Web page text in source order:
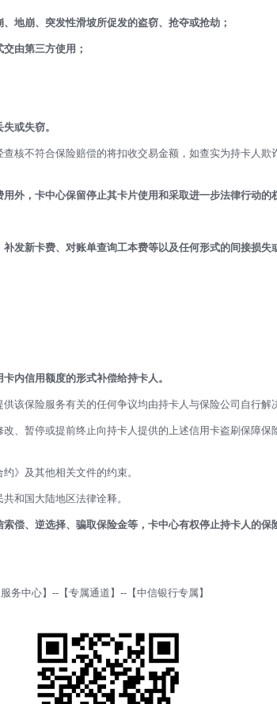
地崩、突发性滑坡所促发的盗窃、抢夺或抢劫；
由第三方使用；
或失窃。
核不符合保险赔偿的将扣收交易金额，如查实为持卡人
外，卡中心保留停止其卡片使用和采取进一步法律行动的
发新卡费、对账单查询工本费等以及任何形式的间接损失
内信用额度的形式补偿给持卡人。
保险服务有关的任何争议均由持卡人与保险公司自行解
、暂停或提前终止向持卡人提供的上述信用卡盗刷保障
》及其他相关文件的约束。
和国大陆地区法律诠释。
、逆选择、骗取保险金等，卡中心有权停止持卡人的
务中心】--【专属通道】--【中信银行专属】